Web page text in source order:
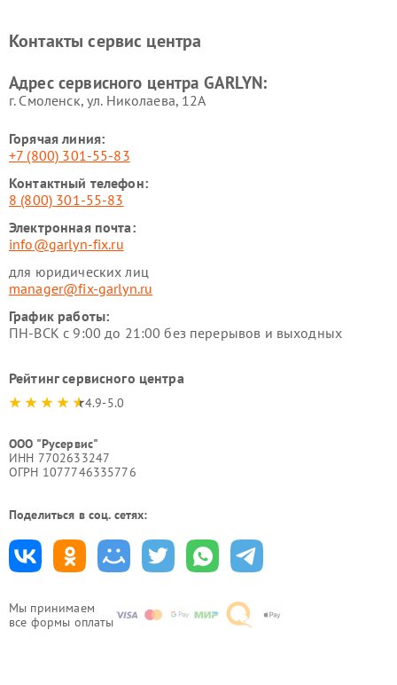
Мы принимаем
все формы оплаты
стеклоочистителей GARLYN
GARLYN
GARLYN
Контакты сервис центра
Адрес сервисного центра GARLYN:
г. Смоленск, ул. Николаева, 12А
Горячая линия:
+7 (800) 301-55-83
Контактный телефон:
8 (800) 301-55-83
Электронная почта:
info@garlyn-fix.ru
для юридических лиц
manager@fix-garlyn.ru
График работы:
ПН-ВСК с 9:00 до 21:00 без перерывов и выходных
Рейтинг сервисного центра
4.9-5.0
ООО "Русервис"
ИНН 7702633247
ОГРН 1077746335776
Поделиться в соц. сетях: